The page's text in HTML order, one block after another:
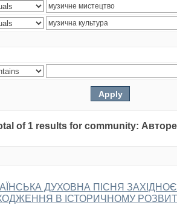
of 1 results for community:
ДУХОВНА ПІСНЯ
В ІСТОРИЧНОМУ